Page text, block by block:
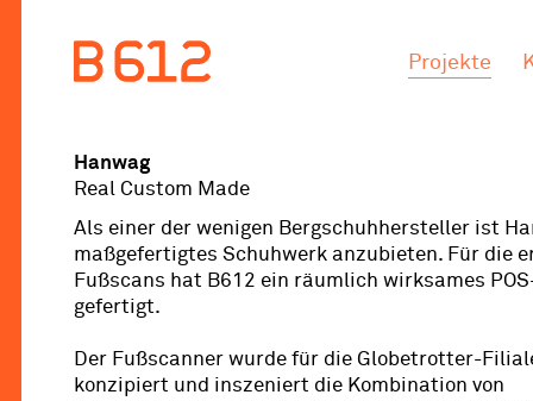
Projekte
Hanwag
Real Custom Made
Als einer der wenigen Bergschuhhersteller ist
maßgefertigtes Schuhwerk anzubieten. Für die
Fußscans hat B612 ein räumlich wirksames
gefertigt.
Der Fußscanner wurde für die Globetrotter-
konzipiert und inszeniert die Kombination von